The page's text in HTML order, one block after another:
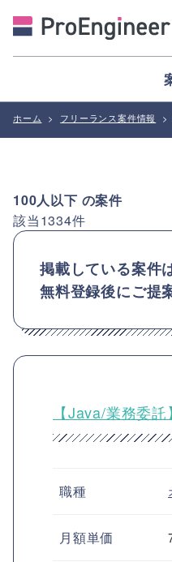
ホーム > フリーランス案件情報 >
100人以下 の案件
該当1334件
掲載している案件
無料登録後にご提
【Java/業務委
職種
月額単価